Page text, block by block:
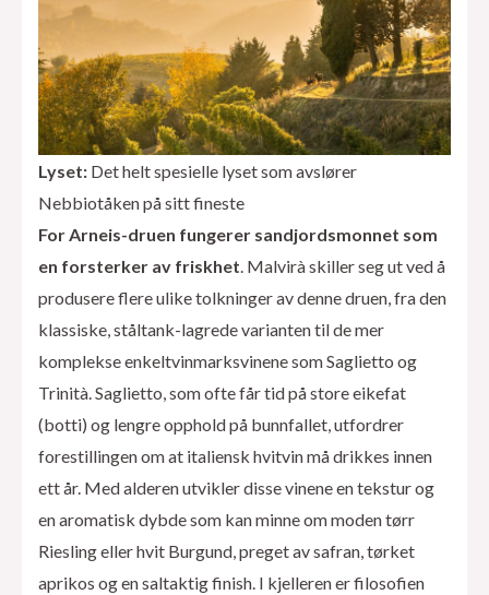
Lyset: Det helt spesielle lyset som avslører
Nebbiotåken på sitt fineste
For Arneis-druen fungerer sandjordsmonnet som
en forsterker av friskhet. Malvirà skiller seg ut ved å
produsere flere ulike tolkninger av denne druen, fra den
klassiske, ståltank-lagrede varianten til de mer
komplekse enkeltvinmarksvinene som Saglietto og
Trinità. Saglietto, som ofte får tid på store eikefat
(botti) og lengre opphold på bunnfallet, utfordrer
forestillingen om at italiensk hvitvin må drikkes innen
ett år. Med alderen utvikler disse vinene en tekstur og
en aromatisk dybde som kan minne om moden tørr
Riesling eller hvit Burgund, preget av safran, tørket
aprikos og en saltaktig finish. I kjelleren er filosofien